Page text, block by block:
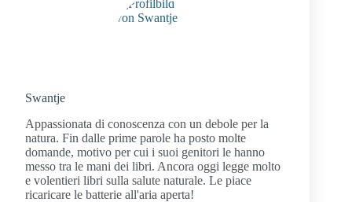
Swantje
Appassionata di conoscenza con un debole per la
natura. Fin dalle prime parole ha posto molte
domande, motivo per cui i suoi genitori le hanno
messo tra le mani dei libri. Ancora oggi legge molto
e volentieri libri sulla salute naturale. Le piace
ricaricare le batterie all'aria aperta!